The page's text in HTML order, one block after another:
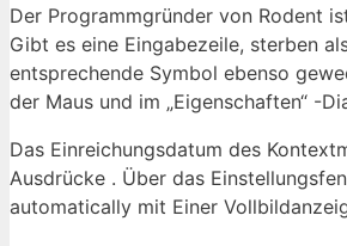
Der Programmgründer von Rodent
Gibt es eine Eingabezeile, sterben
entsprechende Symbol ebenso
der Maus und im „Eigenschaften“ -
Das Einreichungsdatum des
Ausdrücke . Über das
automatically mit Einer